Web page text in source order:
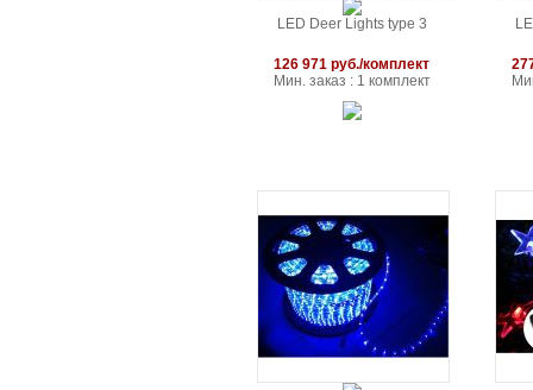
LED Deer Lights type 3
126 971 руб./комплект
Мин. заказ : 1 комплект